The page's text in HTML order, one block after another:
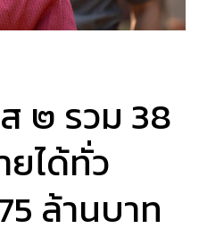
๒ รวม 38
ยได้ทั่ว
ล้านบาท